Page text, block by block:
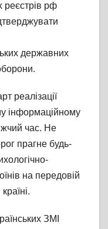
реєстрів рф
державних
реалізації
інформаційному
час. Не
прагне будь-
на передовій
ЗМІ